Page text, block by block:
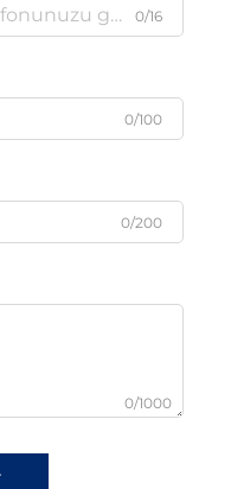
0/16
0/100
0/200
0/1000